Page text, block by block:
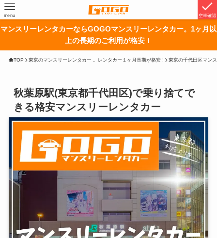
空車確認
menu
マンスリーレンタカーならGOGOマンスリーレンタカー。1ヶ月以
上の長期のご利用が格安！
TOP 東京のマンスリーレンタカー 。レンタカー１ヶ月長期が格安 ! 東京の千代田区マン
秋葉原駅(東京都千代田区)で乗り捨てで
きる格安マンスリーレンタカー